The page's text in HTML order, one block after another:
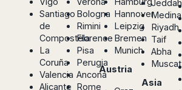
Manchester
Nottingham
Southampton
Ireland
Cork
Katowice
Kraków
Łódź
Lublin
Poznań
Warszawa
Zagreb
Dubrovnik
Pula
Rijeka
Zadar
Chu
Minh
Tagbilaran
Bacolod
Davao
Samal
Calgary
Ottawa
Mexico
Monterrey
Mexico
Santiago
de
Compostela
La
Coruña
Valencia
Alicante
Bologna
Rimini
Florence
Pisa
Perugia
Ancona
Rome
Hannover
Leipzig
Bremen
Munich
Austria
Jeddah
Medina
Riyadh
Taif
Abha
Muscat
Asia